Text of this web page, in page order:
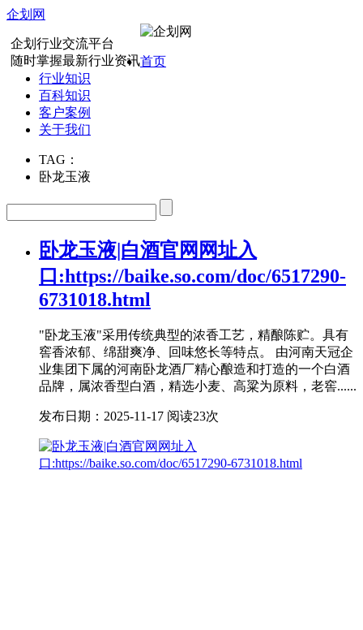
企划网
企划行业交流平台
随时掌握最新行业资讯首页
行业知识
百科知识
客户案例
关于我们
TAG：
卧龙玉液
卧龙玉液|白酒官网网址入
口:https://baike.so.com/doc/6517290-
6731018.html
"卧龙玉液"采用传统典型的浓香工艺，精酿陈贮。具有
窖香浓郁、绵甜爽净、回味悠长等特点。 由河南天冠企
业集团下属的河南卧龙酒厂精心酿造和打造的一个白酒
品牌，属浓香型白酒，精选小麦、高粱为原料，老窖......
发布日期：2025-11-17 阅读23次